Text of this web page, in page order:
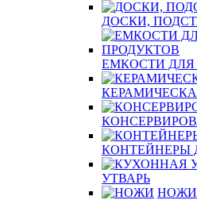
ДОСКИ,
ЕМКОСТИ
КОНТЕЙНЕРЫ
УТВАРЬ
НОЖИ